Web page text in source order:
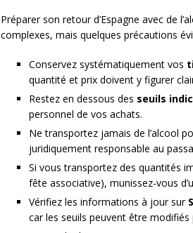
Préparer son retour d’Espagne avec de
complexes, mais quelques précautions
Conservez systématiquement vos
quantité et prix doivent y figurer
Restez en dessous des seuils
personnel de vos achats.
Ne transportez jamais de l’alcool
juridiquement responsable au
Si vous transportez des quantités
fête associative), munissez-vous
Vérifiez les informations à jour sur
car les seuils peuvent être